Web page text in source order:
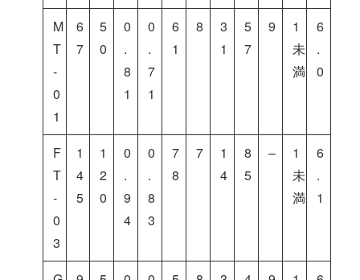
M
T
-
0
1
6
7
5
0
0
.
8
1
0
.
7
1
6
1
8
3
1
5
7
9
1
未
満
6
.
0
F
T
-
0
3
1
4
5
1
2
0
0
.
9
4
0
.
8
3
7
8
7
1
4
8
5
–
1
未
満
6
.
1